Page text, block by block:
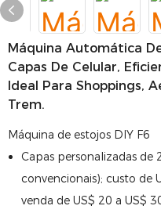
Máquina Automática
Capas De Celular,
Ideal Para Shoppings,
Trem.
Máquina de estojos DIY F6
Capas personalizadas
convencionais); custo de
venda de US$ 20 a US$